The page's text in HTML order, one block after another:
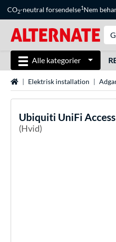
CO2-neutral forsendelse1Nem
Alle kategorier
StartsideElektrisk installation
Ubiquiti UniFi
(Hvid)